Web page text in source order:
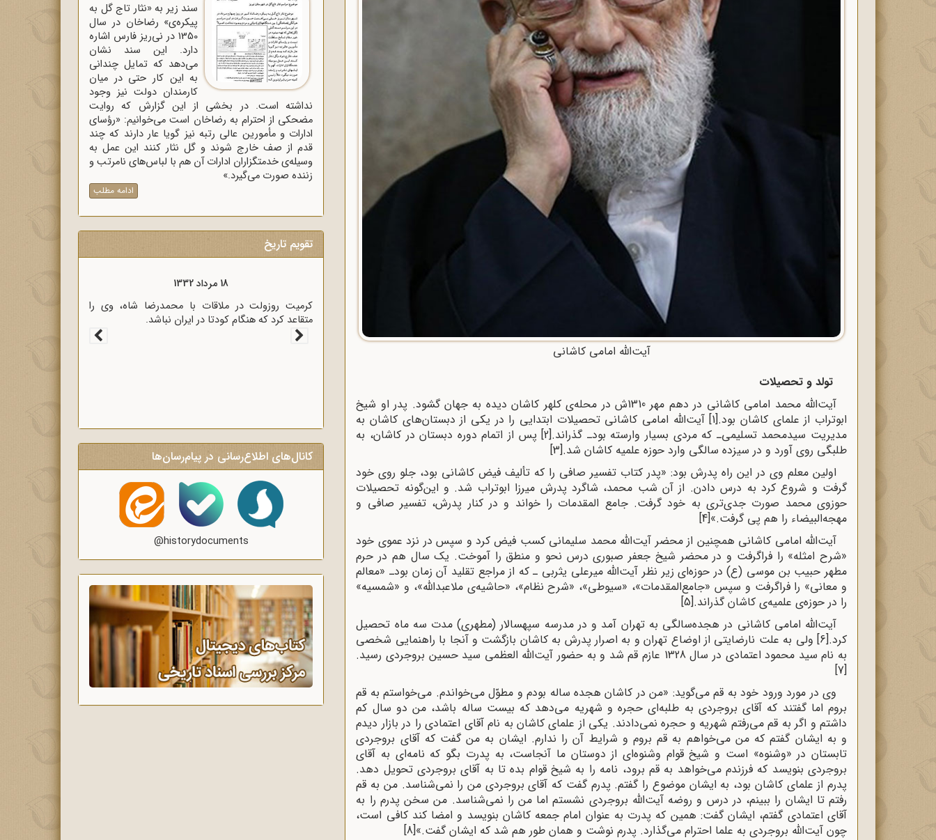
آیت‌الله امامی کاشانی
تولد و تحصیلات
آیت‌الله محمد امامی‌ کاشانی‌ در دهم‌ مهر 1310ش‌ در محله‌ی‌ کلهر کاشان‌ دیده‌ به‌ جهان‌ گشود. پدر او شیخ‌
ابوتراب‌ از علمای‌ کاشان‌ بود.[1]
آیت‌الله امامی‌ کاشانی‌ تحصیلات‌ ابتدایی‌ را در یکی‌ از دبستان‌های‌ کاشان‌ به‌
مدیریت‌ سیدمحمد تسلیمی‌ـ که‌ مردی‌ بسیار وارسته‌ بودـ گذراند.[2]
پس از اتمام دوره دبستان در کاشان، به
طلبگی روی آورد و در سیزده‌ سالگی وارد حوزه علمیه کاشان شد.[3]
اولین معلم وی در این راه پدرش بود: «پدر کتاب تفسیر صافی را که تألیف فیض کاشانی بود، جلو روی خود
گرفت و شروع کرد به درس دادن. از آن شب محمد، شاگرد پدرش میرزا ابوتراب شد. و این‌گونه تحصیلات
حوزوی محمد صورت جدی‌تری به خود گرفت. جامع المقدمات را خواند و در کنار پدرش، تفسیر صافی و
مهجه‌البیضاء را هم پی گرفت.»[4]
آیت‌الله امامی کاشانی همچنین از محضر آیت‌الله محمد سلیمانی‌ کسب‌ فیض‌ کرد و سپس‌ در نزد عموی‌ خود
«شرح‌ امثله‌» را فراگرفت‌ و در محضر شیخ‌ جعفر صبوری‌ درس‌ نحو و منطق‌ را آموخت‌. یک‌ سال‌ هم‌ در حرم‌
مطهر حبیب‌ بن‌ موسی‌ (ع‌) در حوزه‌ای‌ زیر نظر آیت‌الله میرعلی‌ یثربی‌ ـ که‌ از مراجع‌ تقلید آن‌ زمان‌ بودـ «معالم‌
و معانی‌» را فراگرفت‌ و سپس‌ «جامع‌المقدمات‌»، «سیوطی‌»، «شرح‌ نظام‌»، «حاشیه‌ی‌ ملاعبدالله»، و «شمسیه‌»
را در حوزه‌ی‌ علمیه‌ی‌ کاشان‌ گذراند.[5]
آیت‌الله امامی‌ کاشانی‌ در هجده‌سالگی به تهران آمد و در مدرسه سپهسالار (مطهری) مدت سه ماه تحصیل
کرد.[6]
ولی‌ به‌ علت‌ نارضایتی‌ از اوضاع‌ تهران‌ و به‌ اصرار پدرش‌ به‌ کاشان‌ بازگشت‌ و آنجا با راهنمایی‌ شخصی‌
به‌ نام‌ سید محمود اعتمادی‌ در سال 1328 عازم‌ قم‌ شد و به‌ حضور آیت‌الله العظمی سید‌ حسین‌ بروجردی‌ رسید.
[7]
وی در مورد ورود خود به قم می‌گوید: «من در کاشان هجده ساله بودم و مطوّل می‌خواندم. می‌خواستم به قم
بروم اما گفتند که آقای بروجردی به طلبه‌ای حجره و شهریه می‌دهد که بیست ساله باشد، من دو سال کم
داشتم و اگر به قم می‌رفتم شهریه و حجره نمی‌دادند. یکی از علمای کاشان به نام آقای اعتمادی را در بازار دیدم
و به ایشان گفتم که من می‌خواهم به قم بروم و شرایط آن را ندارم. ایشان به من گفت که آقای بروجردی
تابستان در «وشنوه» است و شیخ قوام وشنوه‌ای از دوستان ما آنجاست، به پدرت بگو که نامه‌ای به آقای
بروجردی بنویسد که فرزندم می‌خواهد به قم برود، نامه را به شیخ قوام بده تا به آقای بروجردی تحویل دهد.
پدرم از علمای کاشان بود، به ایشان موضوع را گفتم. پدرم گفت که آقای بروجردی من را نمی‌شناسد. من به قم
رفتم تا ایشان را ببینم، در درس و روضه آیت‌الله بروجردی نشستم اما من را نمی‌شناسد. من سخن پدرم را به
آقای اعتمادی گفتم، ایشان گفت: همین که پدرت به عنوان امام جمعه کاشان بنویسد و امضا کند کافی است،
چون آیت‌الله بروجردی به علما احترام می‌گذارد. پدرم نوشت و همان طور هم شد که ایشان گفت.»[8]
سند زیر به «نثار تاج گل به
پیکره‌ی» رضاخان در سال
1350 در نی‌ریز فارس اشاره
دارد. این سند نشان
می‌دهد که تمایل چندانی
به این کار حتی در میان
کارمندان دولت نیز وجود
نداشته است. در بخشی از این گزارش که روایت
مضحکی از احترام به رضاخان است می‌خوانیم: «رؤسای
ادارات و مأمورین عالی رتبه نیز گویا عار دارند که چند
قدم از صف خارج شوند و گل نثار کنند این عمل به
وسیله‌ی خدمتگزاران ادارات آن هم با لباس‌های نامرتب و
زننده صورت می‌گیرد.»
ادامه مطلب
تقویم تاریخ
18 مرداد 1333
بسیاری از رجال روحانی و سیاسی کشور در نامه‌ای برای
رؤسای مجلسین، خشم خود را از پرداخت غرامت به
انگلیس اعلام کردند.
کانال‌های اطلاع‌رسانی در پیام‌رسان‌ها
@historydocuments